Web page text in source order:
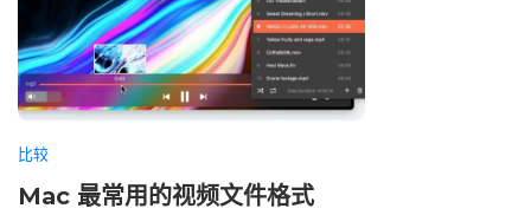
比较
Mac 最常用的视频文件格式